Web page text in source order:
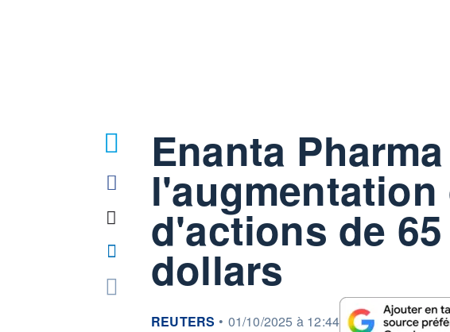
Enanta
d'actions de
dollars
information fournie par
REUTERS • 01/10/2025 à 12:44